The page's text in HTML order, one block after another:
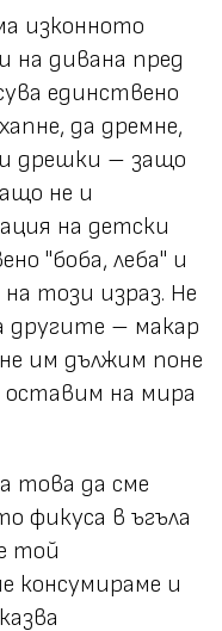
изконното
на дивана пред
единствено
да дремне,
дрешки – защо
не и
на детски
"боба, леба" и
този израз. Не
другите – макар
им дължим поне
оставим на мира
това да сме
фикуса в ъгъла
той
консумираме и